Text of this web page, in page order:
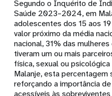
Saúde 2023–2024, em
adolescentes dos 15 aos 19
valor próximo da média
nacional, 31% das mulheres
tiveram um ou mais
física, sexual ou
Malanje, esta percentagem
reforçando a importância
acessíveis às